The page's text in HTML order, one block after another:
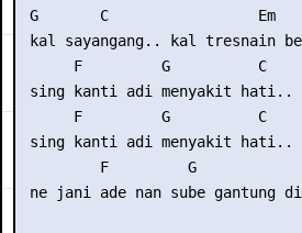
G       C                 Em
kal sayangang.. kal tresnain
      F         G          C
sing kanti adi menyakit hati..
      F         G          C
sing kanti adi menyakit hati..
F         G
ne jani ade nan sube gantung